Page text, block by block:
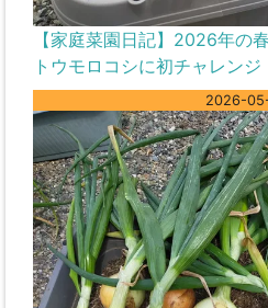
【家庭菜園日記】2026年の
トウモロコシに初チャレンジ
2026-